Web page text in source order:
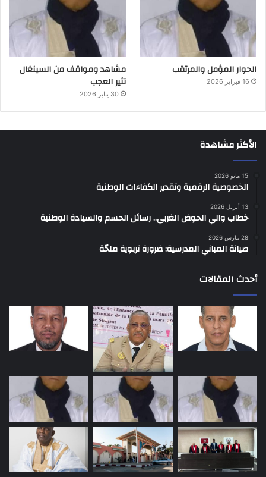
الحوار المؤمل والمرتقب
16 فبراير 2026
مشاهد ومواقف من السينغال
تثير العجب
30 يناير 2026
الأكثر مشاهدة
15 مايو 2026
الخصوصية الرقمية وتقدير الكفاءات الوطنية
13 أبريل 2026
خطاب والي الحوض الغربي.. رسائل الحسم والسيادة الوطنية
28 مارس 2026
صيانة المباني المدرسية: ضرورة تربوية ملحّة
أحدث المقالات